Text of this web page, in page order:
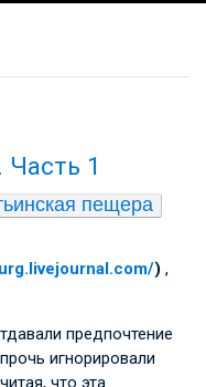
1
пещера
) ,
предпочтение
игнорировали
что эта